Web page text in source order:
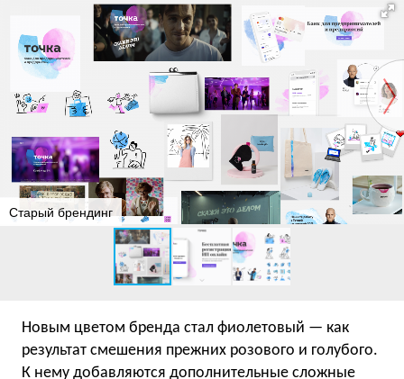
Старый брендинг
Новым цветом бренда стал фиолетовый — как
результат смешения прежних розового и голубого.
К нему добавляются дополнительные сложные